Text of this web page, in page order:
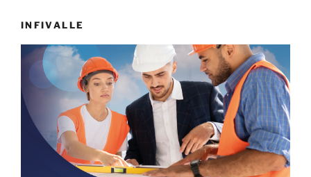
INFIVALLE